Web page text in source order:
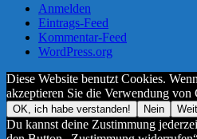
Anmelden
Eintrags-Feed
Kommentar-Feed
WordPress.org
Diese Website benutzt Cookies.
akzeptieren Sie die Verwendung von
OK, ich habe verstanden! Nein
Du kannst deine Zustimmung